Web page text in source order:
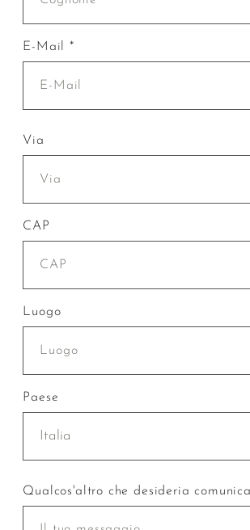
E-Mail *
Via
CAP
Luogo
Paese
Italia
Qualcos'altro che desideria